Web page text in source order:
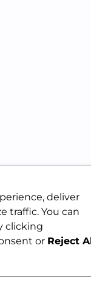
deliver
traffic. You can
clicking
or Reject